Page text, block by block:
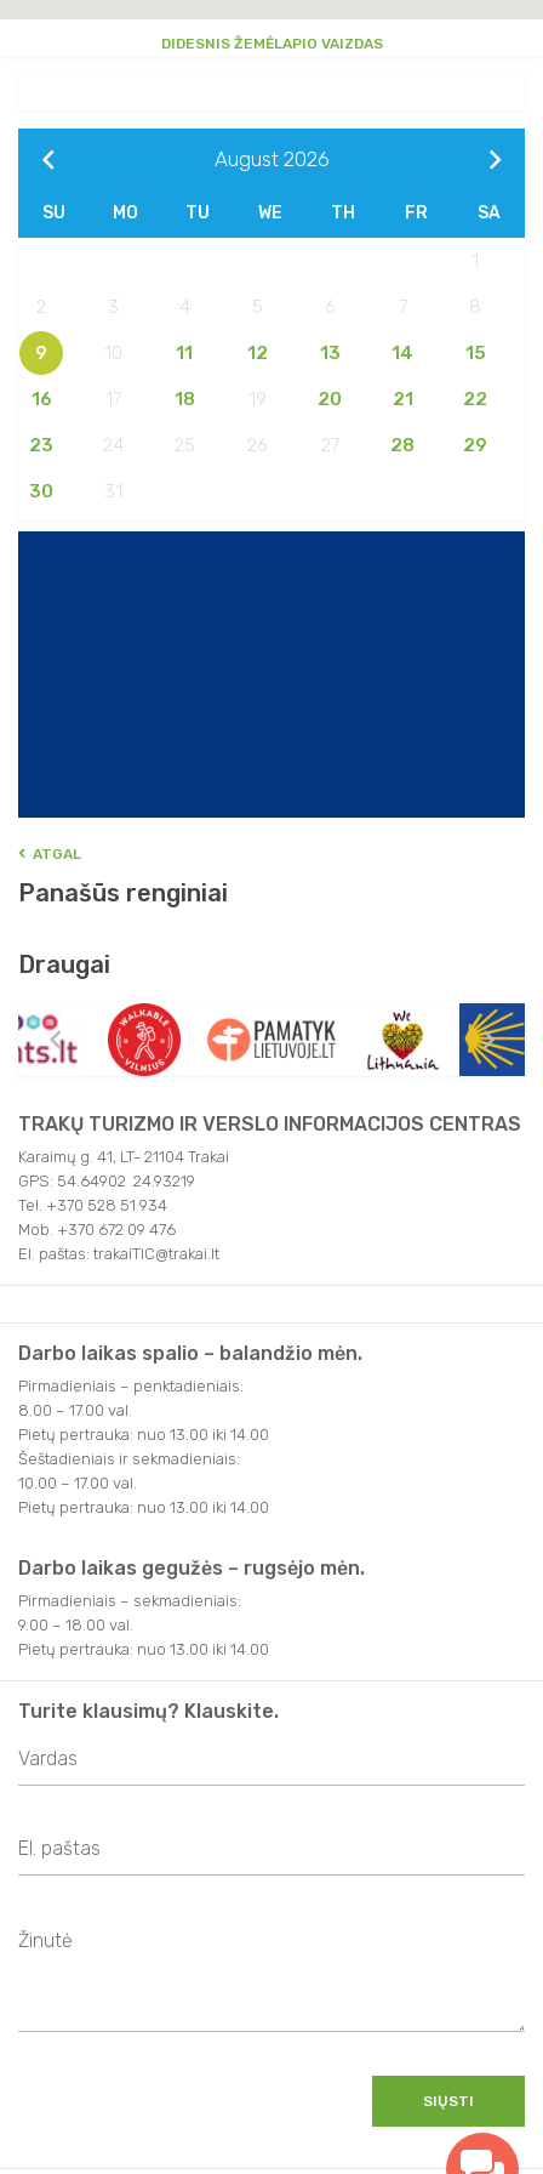
DIDESNIS ŽEMĖLAPIO VAIZDAS
August 2026
SU MO TU WE TH FR SA
1
2 3 4 5 6 7 8
9 10 11 12 13 14 15
16 17 18 19 20 21 22
23 24 25 26 27 28 29
30 31
ATGAL
Panašūs renginiai
Draugai
TRAKŲ TURIZMO IR VERSLO INFORMACIJOS CENTRAS
Karaimų g. 41, LT- 21104 Trakai
GPS: 54.64902 24.93219
Tel. +370 528 51 934
Mob. +370 672 09 476
El. paštas: trakaiTIC@trakai.lt
Darbo laikas spalio – balandžio mėn.
Pirmadieniais – penktadieniais:
8.00 – 17.00 val.
Pietų pertrauka: nuo 13.00 iki 14.00
Šeštadieniais ir sekmadieniais:
10.00 – 17.00 val.
Pietų pertrauka: nuo 13.00 iki 14.00
Darbo laikas gegužės – rugsėjo mėn.
Pirmadieniais – sekmadieniais:
9.00 – 18.00 val.
Pietų pertrauka: nuo 13.00 iki 14.00
Turite klausimų? Klauskite.